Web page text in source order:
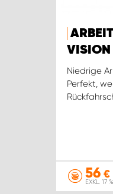
VISION
Niedrige
Perfekt,
56 €
EXKL. 17